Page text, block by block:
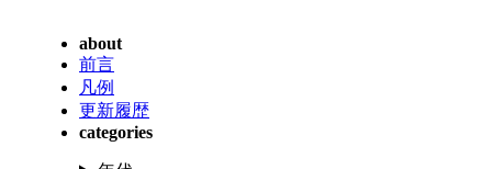
about
前言
凡例
更新履歴
categories